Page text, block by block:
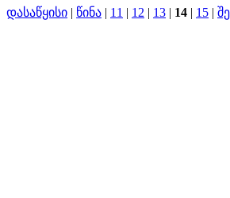
დასაწყისი | წინა | 11 | 12 | 13 | 14 | 15 |